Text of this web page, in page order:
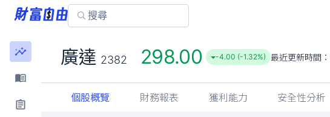
廣達 2382 298.00 -4.00 (-1.32%) 最近更新時間：
個股概覽 財務報表 獲利能力 安全性分析